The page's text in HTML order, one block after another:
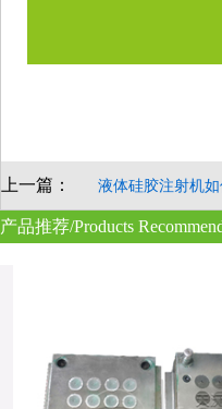
上一篇： 液体硅胶注射机如
产品推荐/Products